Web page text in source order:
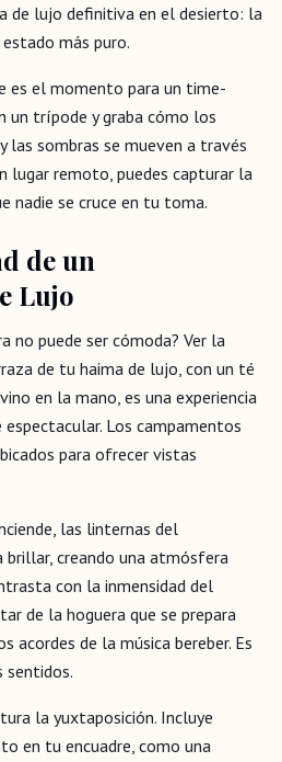
de lujo definitiva en el desierto: la
más puro.
es el momento para un time-
un trípode y graba cómo los
las sombras se mueven a través
lugar remoto, puedes capturar la
nadie se cruce en tu toma.
de un
Lujo
no puede ser cómoda? Ver la
de tu haima de lujo, con un té
en la mano, es una experiencia
Los campamentos
para ofrecer vistas
las linternas del
brillar, creando una atmósfera
con la inmensidad del
de la hoguera que se prepara
acordes de la música bereber. Es
sentidos.
la yuxtaposición. Incluye
en tu encuadre, como una